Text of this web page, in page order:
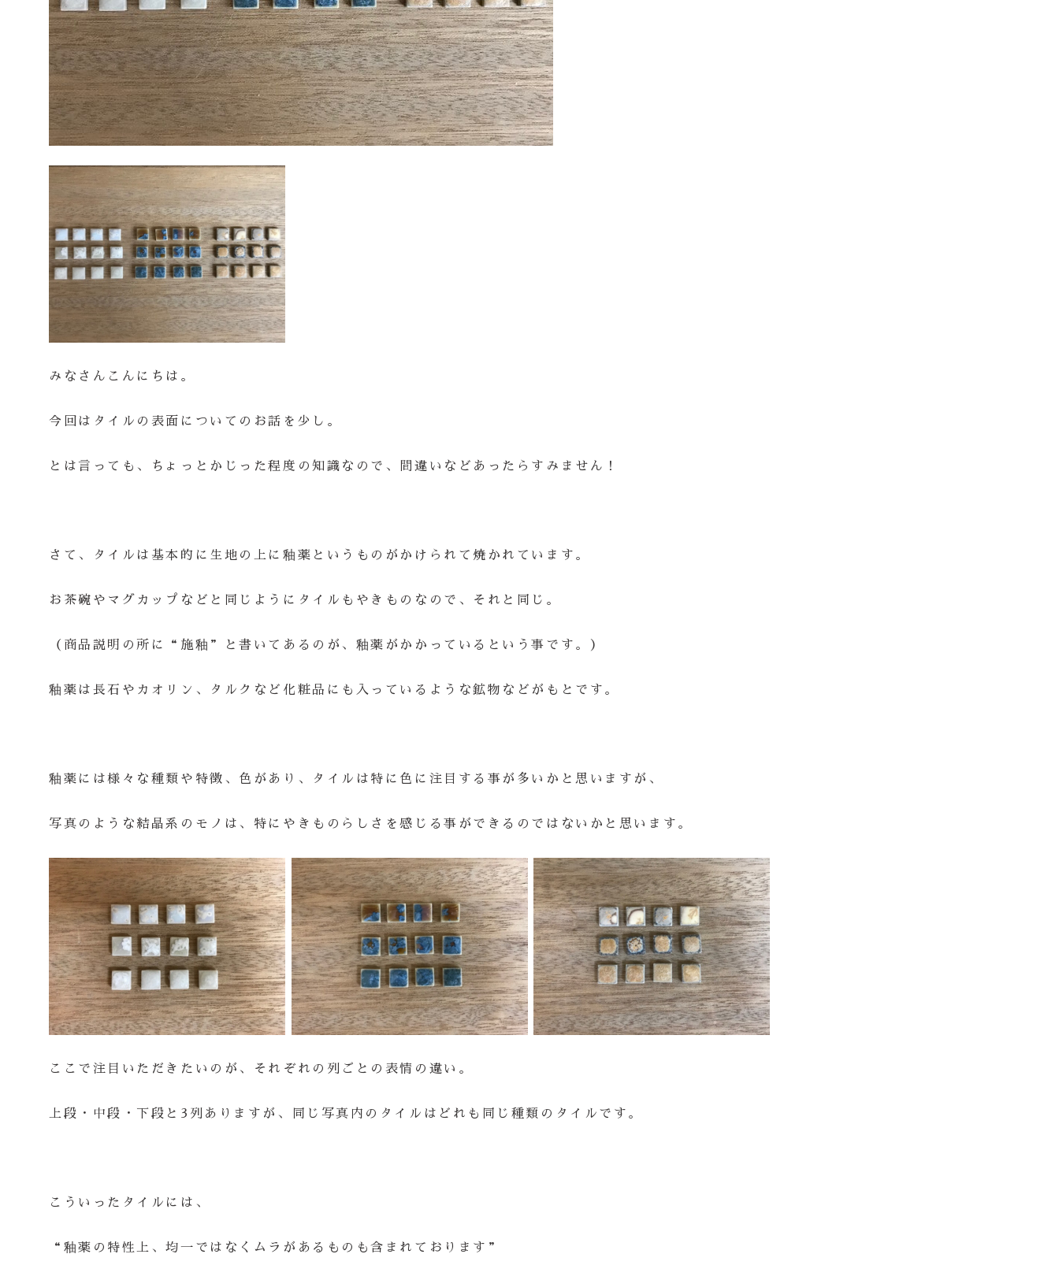
みなさんこんにちは。
今回はタイルの表面についてのお話を少し。
とは言っても、ちょっとかじった程度の知識なので、間違いなどあったらすみません！
さて、タイルは基本的に生地の上に釉薬というものがかけられて焼かれています。
お茶碗やマグカップなどと同じようにタイルもやきものなので、それと同じ。
（商品説明の所に“施釉”と書いてあるのが、釉薬がかかっているという事です。）
釉薬は長石やカオリン、タルクなど化粧品にも入っているような鉱物などがもとです。
釉薬には様々な種類や特徴、色があり、タイルは特に色に注目する事が多いかと思いますが、
写真のような結晶系のモノは、特にやきものらしさを感じる事ができるのではないかと思います。
ここで注目いただきたいのが、それぞれの列ごとの表情の違い。
上段・中段・下段と3列ありますが、同じ写真内のタイルはどれも同じ種類のタイルです。
こういったタイルには、
“釉薬の特性上、均一ではなくムラがあるものも含まれております”